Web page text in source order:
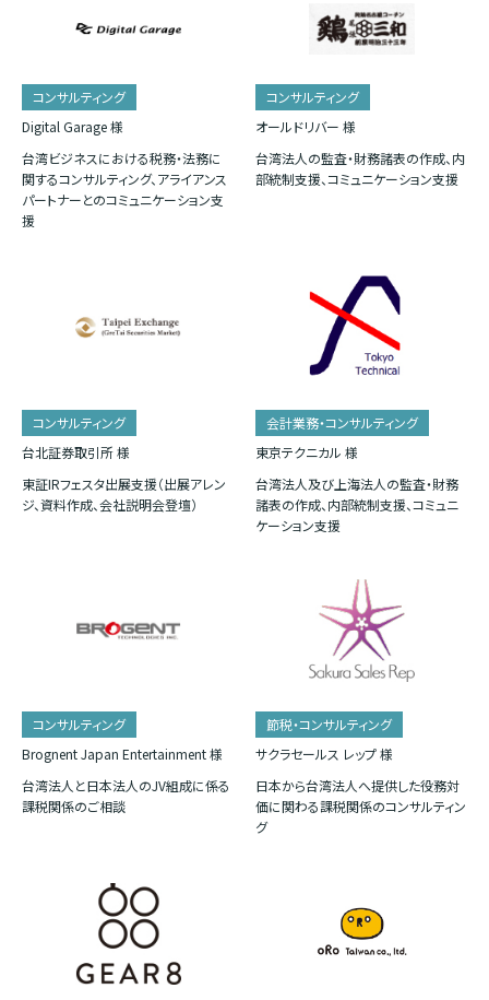
コンサルティング
Digital Garage 様
台湾ビジネスにおける税務・法務に
関するコンサルティング、アライアンス
パートナーとのコミュニケーション支
援
コンサルティング
オールドリバー 様
台湾法人の監査・財務諸表の作成、内
部統制支援、コミュニケーション支援
コンサルティング
台北証券取引所 様
東証IRフェスタ出展支援（出展アレン
ジ、資料作成、会社説明会登壇）
会計業務・コンサルティング
東京テクニカル 様
台湾法人及び上海法人の監査・財務
諸表の作成、内部統制支援、コミュニ
ケーション支援
コンサルティング
Brognent Japan Entertainment 様
台湾法人と日本法人のJV組成に係る
課税関係のご相談
節税・コンサルティング
サクラセールス レップ 様
日本から台湾法人へ提供した役務対
価に関わる課税関係のコンサルティン
グ